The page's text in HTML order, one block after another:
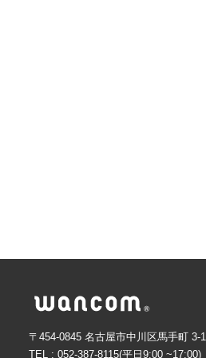
〒454-0845 名古屋市中川区馬手町 3-
TEL : 052-387-8115(平日9:00 ~17:00)